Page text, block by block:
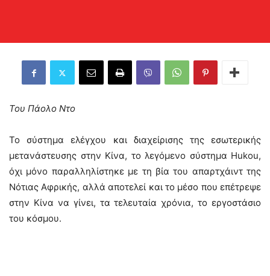
Του Πάολο Ντο
Το σύστημα ελέγχου και διαχείρισης της εσωτερικής
μετανάστευσης στην Κίνα, το λεγόμενο σύστημα Hukou,
όχι μόνο παραλληλίστηκε με τη βία του απαρτχάιντ της
Νότιας Αφρικής, αλλά αποτελεί και το μέσο που επέτρεψε
στην Κίνα να γίνει, τα τελευταία χρόνια, το εργοστάσιο
του κόσμου.